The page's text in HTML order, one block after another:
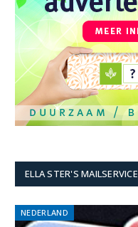
ELLA STER'S MAILSERVICE
NEDERLAND